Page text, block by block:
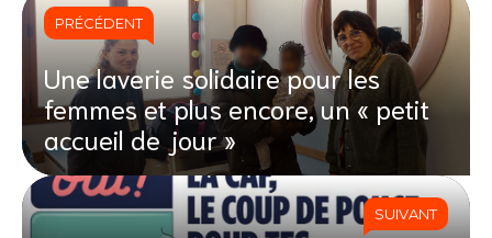
PRÉCÉDENT
Une laverie solidaire pour les
femmes et plus encore, un « petit
accueil de jour »
SUIVANT